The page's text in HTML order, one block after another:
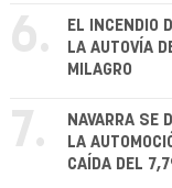
6.
EL INCENDIO
LA AUTOVÍA
MILAGRO
7.
NAVARRA SE
LA
CAÍDA DEL